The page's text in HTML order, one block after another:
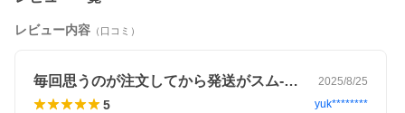
レビュー内容 （口コミ）
毎回思うのが注文してから発送がスム-ズ… 2025/8/25
5 yuk********